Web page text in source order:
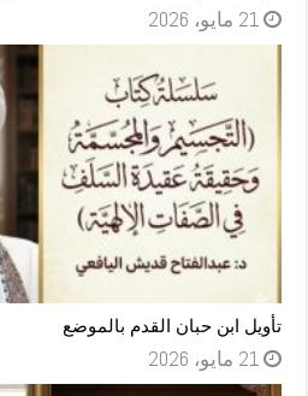
21 مايو، 2026
تأويل ابن حبان القدم بالموضع
21 مايو، 2026